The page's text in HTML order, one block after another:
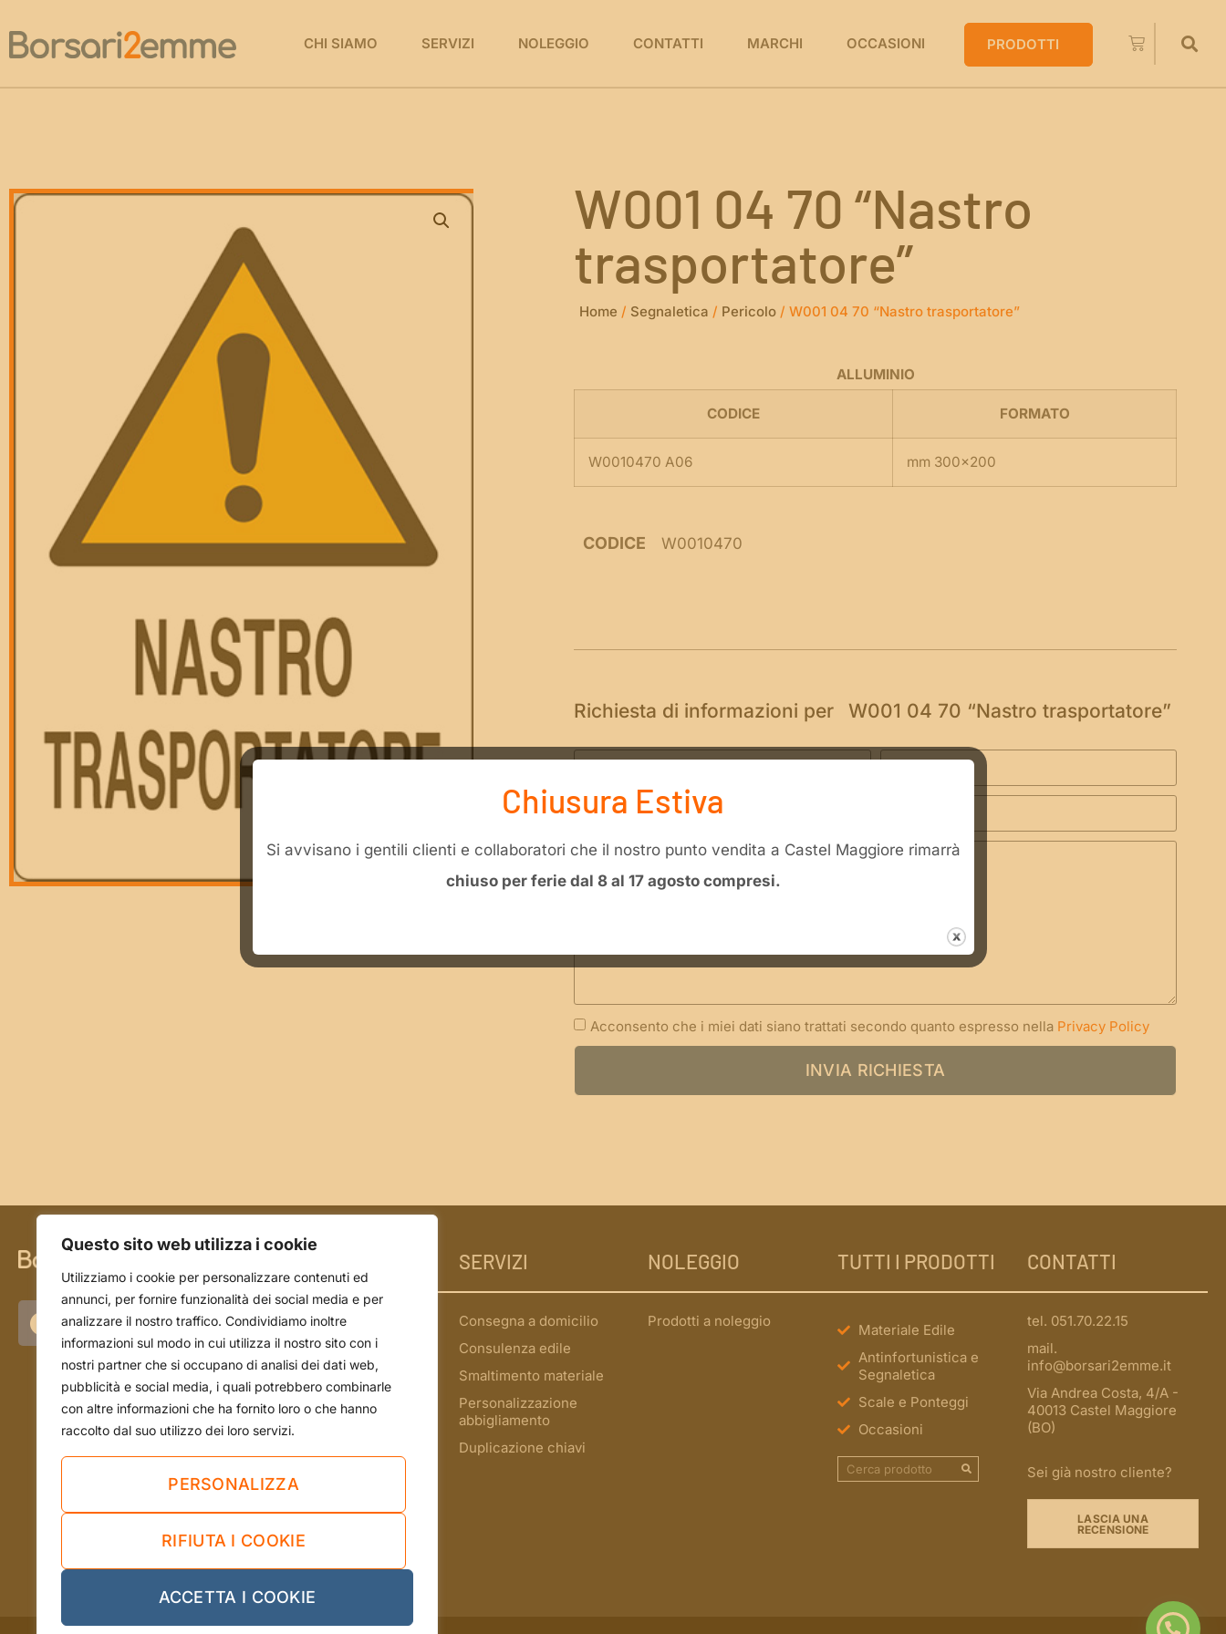
Questo sito web utilizza i cookie
Utilizziamo i cookie per personalizzare contenuti ed
annunci, per fornire funzionalità dei social media e per
analizzare il nostro traffico. Condividiamo inoltre
informazioni sul modo in cui utilizza il nostro sito con i
nostri partner che si occupano di analisi dei dati web,
pubblicità e social media, i quali potrebbero combinarle
con altre informazioni che ha fornito loro o che hanno
raccolto dal suo utilizzo dei loro servizi.
PERSONALIZZA
RIFIUTA I COOKIE
ACCETTA I COOKIE
CHI SIAMO SERVIZI NOLEGGIO CONTATTI MARCHI OCCASIONI PRODOTTI
W001 04 70 “Nastro
trasportatore”
Home / Segnaletica / Pericolo / W001 04 70 “Nastro trasportatore”
ALLUMINIO
CODICE FORMATO
W0010470 A06 mm 300×200
CODICE W0010470
Richiesta di informazioni per W001 04 70 “Nastro trasportatore”
Acconsento che i miei dati siano trattati secondo quanto espresso nella Privacy Policy
INVIA RICHIESTA
SERVIZI NOLEGGIO TUTTI I PRODOTTI CONTATTI
La storia
L'azienda
Il team
Consegna a domicilio
Consulenza edile
Smaltimento materiale
Personalizzazione
abbigliamento
Duplicazione chiavi
Prodotti a noleggio
Materiale Edile
Antinfortunistica e
Segnaletica
Scale e Ponteggi
Occasioni
tel. 051.70.22.15
mail.
info@borsari2emme.it
Via Andrea Costa, 4/A -
40013 Castel Maggiore
(BO)
Sei già nostro cliente?
LASCIA UNA
RECENSIONE
Chiusura Estiva
​Si avvisano i gentili clienti e collaboratori che il nostro punto vendita a Castel Maggiore rimarrà
chiuso per ferie dal 8 al 17 agosto compresi.